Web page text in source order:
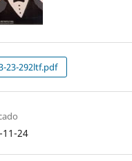
23-292ltf.pdf
11-24